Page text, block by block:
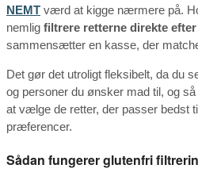
NEMT værd at kigge nærmere på.
nemlig filtrere retterne direkte
sammensætter en kasse, der
Det gør det utroligt fleksibelt, da du
og personer du ønsker mad til, og
at vælge de retter, der passer bedst
præferencer.
Sådan fungerer glutenfri